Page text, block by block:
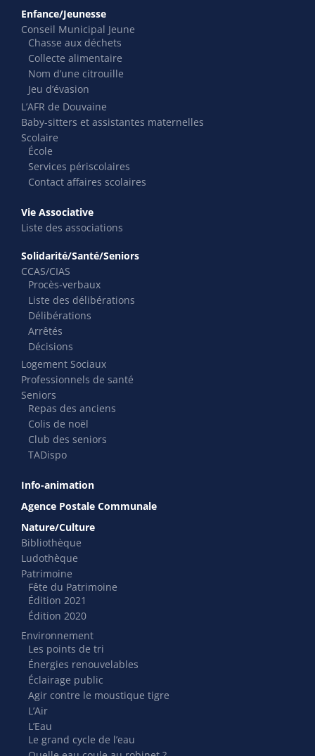
Enfance/Jeunesse
Conseil Municipal Jeune
Chasse aux déchets
Collecte alimentaire
Nom d’une citrouille
Jeu d’évasion
L’AFR de Douvaine
Baby-sitters et assistantes maternelles
Scolaire
École
Services périscolaires
Contact affaires scolaires
Vie Associative
Liste des associations
Solidarité/Santé/Seniors
CCAS/CIAS
Procès-verbaux
Liste des délibérations
Délibérations
Arrêtés
Décisions
Logement Sociaux
Professionnels de santé
Seniors
Repas des anciens
Colis de noël
Club des seniors
TADispo
Info-animation
Agence Postale Communale
Nature/Culture
Bibliothèque
Ludothèque
Patrimoine
Fête du Patrimoine
Édition 2021
Édition 2020
Environnement
Les points de tri
Énergies renouvelables
Éclairage public
Agir contre le moustique tigre
L’Air
L’Eau
Le grand cycle de l’eau